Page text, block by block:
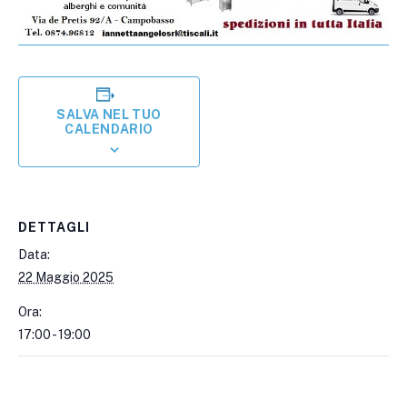
SALVA NEL TUO
CALENDARIO
DETTAGLI
Data:
22 Maggio 2025
Ora:
17:00 - 19:00